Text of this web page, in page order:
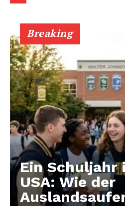
Breaking
Ein Schuljahr
USA: Wie der